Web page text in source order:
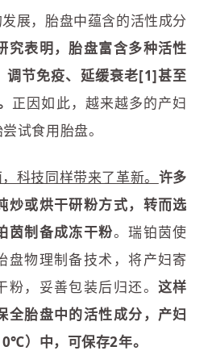
展，胎盘中蕴含的活性成分
究表明，胎盘富含多种活性
调节免疫、延缓衰老[1]甚至
正因如此，越来越多的产妇
试食用胎盘。
科技同样带来了革新。 许多
炒或烘干研粉方式，转而选
茵制备成冻干粉。瑞铂茵使
盘物理制备技术，将产妇寄
，妥善包装后归还。 这样
全胎盘中的活性成分，产妇
）中，可保存2年。